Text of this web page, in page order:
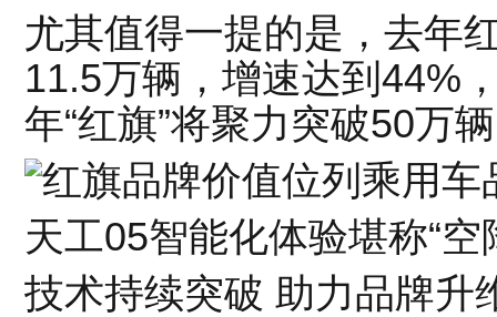
尤其值得一提的是，去年
11.5万辆，增速达到44%
年“红旗”将聚力突破50万
天工05智能化体验堪称“空
技术持续突破 助力品牌升